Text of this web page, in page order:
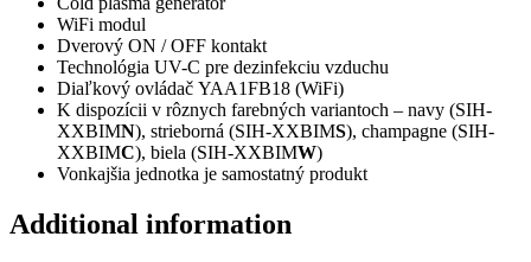
WiFi modul
Dverový ON / OFF kontakt
Technológia UV-C pre dezinfekciu vzduchu
Diaľkový ovládač YAA1FB18 (WiFi)
K dispozícii v rôznych farebných variantoch – navy (SIH-
XXBIMN), strieborná (SIH-XXBIMS), champagne (SIH-
XXBIMC), biela (SIH-XXBIMW)
Vonkajšia jednotka je samostatný produkt
Additional information